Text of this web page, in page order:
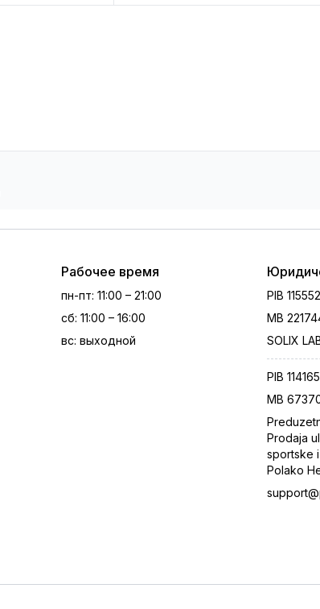
Рабочее время
пн-пт: 11:00 – 21:00
сб: 11:00 – 16:00
вс: выходной
PIB
MB
SOLIX
PIB
MB
Prodaja
sportske
Polako